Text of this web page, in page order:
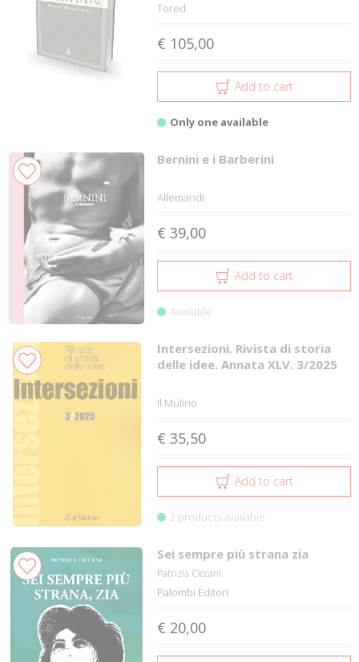
Tored
€ 105,00
Add to cart
Only one available
Bernini e i Barberini
Allemandi
€ 39,00
Add to cart
Available
Intersezioni. Rivista di storia
delle idee. Annata XLV. 3/2025
Il Mulino
€ 35,50
Add to cart
2 products available
Sei sempre più strana zia
Patrizia Ciccani
Palombi Editori
€ 20,00